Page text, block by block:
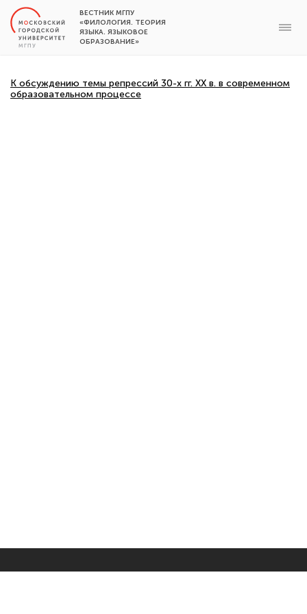
ВЕСТНИК МГПУ
«ФИЛОЛОГИЯ. ТЕОРИЯ
ЯЗЫКА. ЯЗЫКОВОЕ
ОБРАЗОВАНИЕ»
К обсуждению темы репрессий 30-х гг. ХХ в. в современном
образовательном процессе